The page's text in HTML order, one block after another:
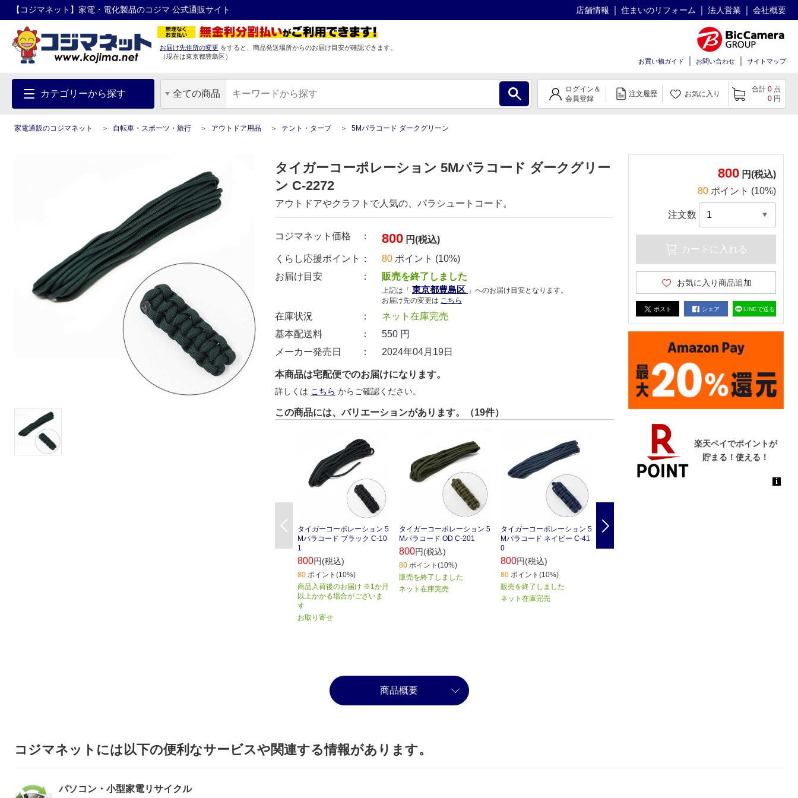
【コジマネット】家電・電化製品のコジマ 公式通販サイト 店舗情報 住まいのリフォーム 法人営業 会社概要
お届け先住所の変更 をすると、商品発送場所からのお届け目安が確認できます。
（現在は東京都豊島区）
お買い物ガイド お問い合わせ サイトマップ
カテゴリーから探す 全ての商品
ログイン＆
会員登録
注文履歴 お気に入り
合計 0 点
0 円
家電通販のコジマネット 自転車・スポーツ・旅行 アウトドア用品 テント・タープ 5Mパラコード ダークグリーン
タイガーコーポレーション 5Mパラコード ダークグリー
ン C-2272
アウトドアやクラフトで人気の、パラシュートコード。
コジマネット価格 ： 800 円(税込)
くらし応援ポイント：
80 ポイント (10%)
お届け目安 ：
販売を終了しました
上記は「 東京都豊島区 」へのお届け目安となります。
お届け先の変更は こちら
在庫状況 ：
ネット在庫完売
基本配送料 ：
550 円
メーカー発売日 ：
2024年04月19日
本商品は宅配便でのお届けになります。
詳しくは こちら からご確認ください。
この商品には、バリエーションがあります。（19件）
Previous
タイガーコーポレーション 5
Mパラコード ブラック C-10
1
800円(税込)
80 ポイント(10%)
商品入荷後のお届け ※1か月
以上かかる場合がございま
す
お取り寄せ
タイガーコーポレーション 5
Mパラコード OD C-201
800円(税込)
80 ポイント(10%)
販売を終了しました
ネット在庫完売
タイガーコーポレーション 5
Mパラコード ネイビー C-41
0
800円(税込)
80 ポイント(10%)
販売を終了しました
ネット在庫完売
タイガーコーポレーション 5
ンジ C-501
800 円(税込)
80 ポイント (10%)
注文数
カートに入れる
お気に入り商品追加
ポスト シェア LINEで送る
商品概要
コジマネットには以下の便利なサービスや関連する情報があります。
パソコン・小型家電リサイクル